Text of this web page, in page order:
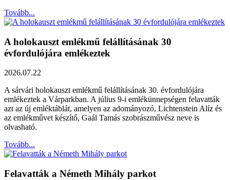
Tovább...
A holokauszt emlékmű felállításának 30
évfordulójára emlékeztek
2026.07.22
A sárvári holokauszt emlékmű felállításának 30. évfordulójára
emlékeztek a Várparkban. A július 9-i emlékünnepségen felavatták
azt az új emléktáblát, amelyen az adományozó, Lichtenstein Alíz és
az emlékművet készítő, Gaál Tamás szobrászművész neve is
olvasható.
Tovább...
Felavatták a Németh Mihály parkot